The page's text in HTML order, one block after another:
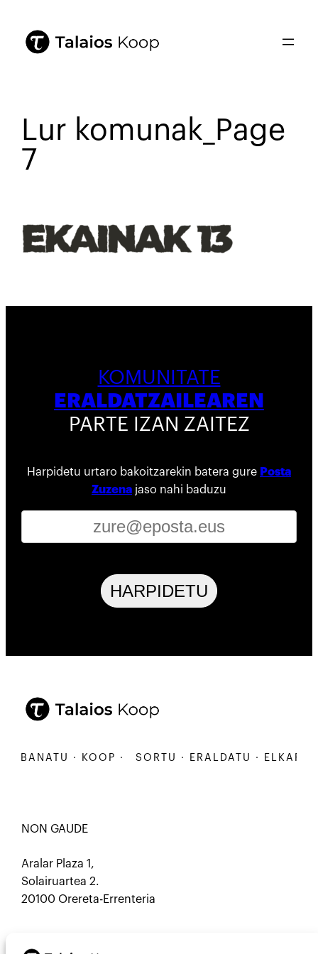
Lur komunak_Page
7
KOMUNITATE
ERALDATZAILEAREN
PARTE IZAN ZAITEZ
Harpidetu urtaro bakoitzarekin batera gure Posta
Zuzena jaso nahi baduzu
HARPIDETU
· KOOP · SORTU · ERALDATU ·
NON GAUDE
Aralar Plaza 1,
Solairuartea 2.
20100 Orereta-Errenteria